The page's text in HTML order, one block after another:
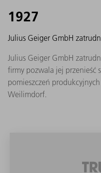
1927
Julius Geiger GmbH
Julius Geiger GmbH
firmy pozwala jej przenieść
pomieszczeń
Weilimdorf.